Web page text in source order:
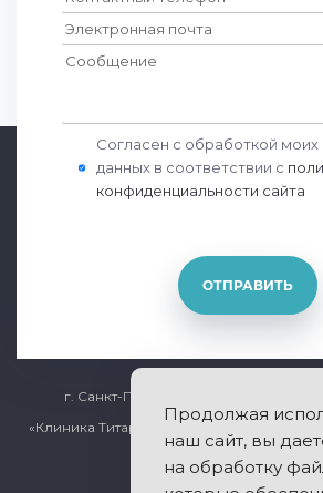
Согласен с обработкой
данных в соответствии с
конфиденциальности сайта
ОТПРАВИТЬ
г. Санкт-Петербург, Общественный
«Клиника Титарчука» - лечение
суставов.
Продолжая
наш сайт, вы
на обработку